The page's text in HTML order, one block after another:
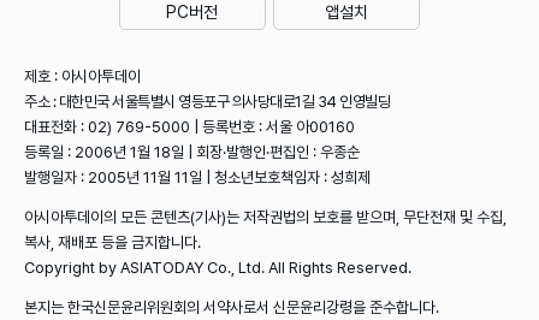
PC버전 앱설치
제호 : 아시아투데이
주소 : 대한민국 서울특별시 영등포구 의사당대로1길 34 인영빌딩
대표전화 : 02) 769-5000 | 등록번호 : 서울 아00160
등록일 : 2006년 1월 18일 | 회장·발행인·편집인 : 우종순
발행일자 : 2005년 11월 11일 | 청소년보호책임자 : 성희제
아시아투데이의 모든 콘텐츠(기사)는 저작권법의 보호를 받으며, 무단전재 및 수집,
복사, 재배포 등을 금지합니다.
Copyright by ASIATODAY Co., Ltd. All Rights Reserved.
본지는 한국신문윤리위원회의 서약사로서 신문윤리강령을 준수합니다.